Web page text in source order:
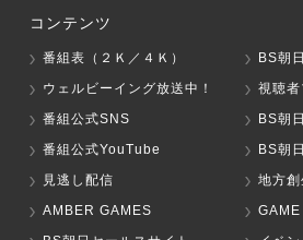
コンテンツ
番組表（２Ｋ／４Ｋ）
BS朝
ウェルビーイング放送中！
視聴者
番組公式SNS
BS朝
番組公式YouTube
BS朝
見逃し配信
地方創
AMBER GAMES
GAME